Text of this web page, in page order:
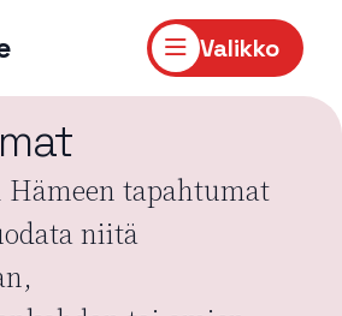
Valikko
tapahtumat
niitä